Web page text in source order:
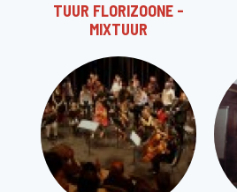
TUUR FLORIZOONE -
MIXTUUR